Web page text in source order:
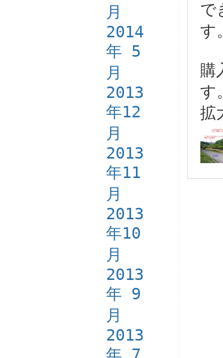
月
2014
年 5
月
2013
年12
月
2013
年11
月
2013
年10
月
2013
年 9
月
2013
で
す
購
す
拡